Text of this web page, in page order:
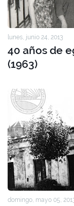
lunes, junio 24, 2013
40 años de
(1963)
domingo, mayo 05,